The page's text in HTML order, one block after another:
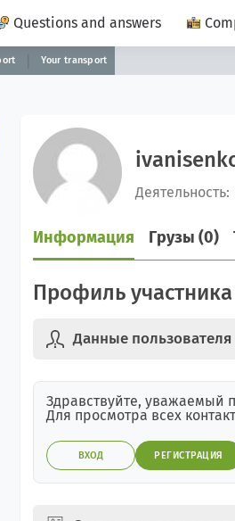
Questions and answers
Your transport
Деятельность:
Информация Грузы (0)
Профиль
Данные пользователя
Здравствуйте, уважаемый
Для просмотра всех
ВХОД РЕГИСТРАЦИЯ